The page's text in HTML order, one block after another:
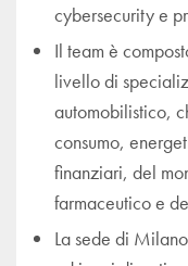
cybersecurity e
Il team è
livello di
automobilistico,
consumo,
finanziari, del
farmaceutico e
La sede di